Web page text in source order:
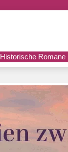
Historische Romane